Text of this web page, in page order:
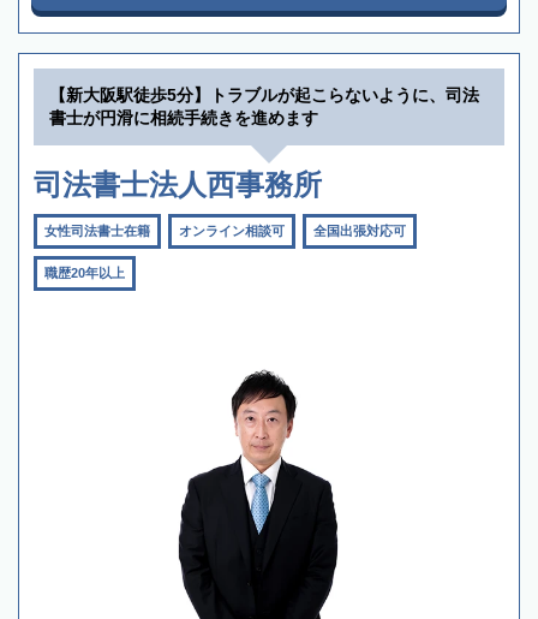
【新大阪駅徒歩5分】トラブルが起こらないように、司法
書士が円滑に相続手続きを進めます
司法書士法人西事務所
女性司法書士在籍 オンライン相談可 全国出張対応可
職歴20年以上